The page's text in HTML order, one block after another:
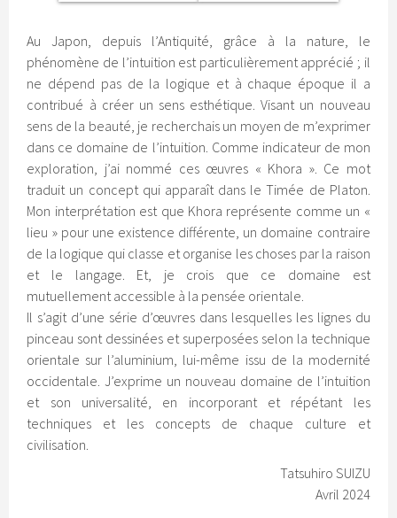
Au Japon, depuis l’Antiquité, grâce à la nature, le
phénomène de l’intuition est particulièrement apprécié ; il
ne dépend pas de la logique et à chaque époque il a
contribué à créer un sens esthétique. Visant un nouveau
sens de la beauté, je recherchais un moyen de m’exprimer
dans ce domaine de l’intuition. Comme indicateur de mon
exploration, j’ai nommé ces œuvres « Khora ». Ce mot
traduit un concept qui apparaît dans le Timée de Platon.
Mon interprétation est que Khora représente comme un «
lieu » pour une existence différente, un domaine contraire
de la logique qui classe et organise les choses par la raison
et le langage. Et, je crois que ce domaine est
mutuellement accessible à la pensée orientale.
Il s’agit d’une série d’œuvres dans lesquelles les lignes du
pinceau sont dessinées et superposées selon la technique
orientale sur l’aluminium, lui-même issu de la modernité
occidentale. J’exprime un nouveau domaine de l’intuition
et son universalité, en incorporant et répétant les
techniques et les concepts de chaque culture et
civilisation.
Tatsuhiro SUIZU
Avril 2024